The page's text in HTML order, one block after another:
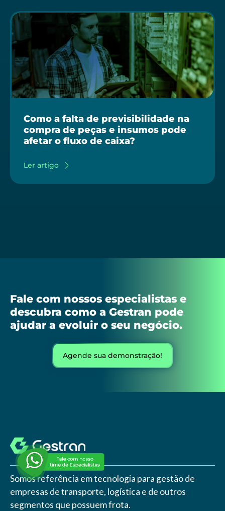
Como a falta de previsibilidade na
compra de peças e insumos pode
afetar o fluxo de caixa?
Ler artigo
Fale com nossos especialistas e
descubra como a Gestran pode
ajudar a evoluir o seu negócio.
Agende sua demonstração!
Somos referência em tecnologia para gestão de
empresas de transporte, logística e de outros
segmentos que possuem frota.